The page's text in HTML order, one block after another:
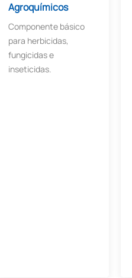
Agroquímicos
Componente básico
para herbicidas,
fungicidas e
inseticidas.